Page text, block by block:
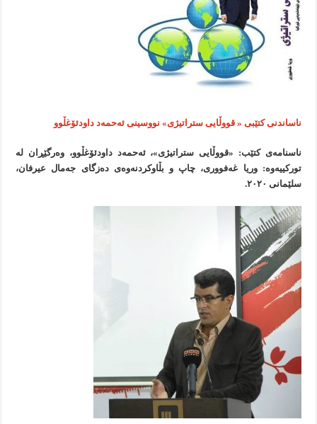
ناساندنی کتێبی « قووڵایی ستراتیژی» نووسینی ئەحمەد داودئۆغڵوو
ناسنامه‌ى كتێب: «قووڵایی ستراتیژی»، ئەحمەد داودئۆغڵوو، وەرگێڕان لە
تورکییەوە: وریا غەفووری، چاپ و بڵاوکردنەوەی دەزگای جەمال عیرفان،
سلێمانى ۲۰۲۰.